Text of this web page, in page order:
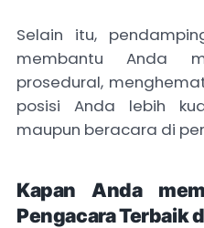
Selain itu,
membantu Anda
prosedural,
posisi Anda lebih
maupun beracara di
Kapan Anda
Pengacara Terbaik